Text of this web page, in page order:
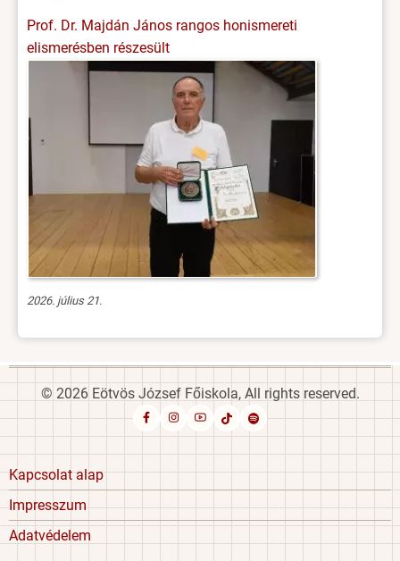
Prof. Dr. Majdán János rangos honismereti
elismerésben részesült
2026. július 21.
© 2026 Eötvös József Főiskola, All rights reserved.
Footer
menu
Kapcsolat alap
Impresszum
Adatvédelem